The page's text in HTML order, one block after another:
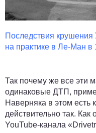
Последствия
на практике в Ле-Ман в
Так почему же все эти
одинаковые ДТП,
Наверняка в этом есть
действительно так.
YouTube-канала